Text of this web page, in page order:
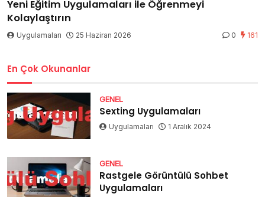
Yeni Eğitim Uygulamaları ile Öğrenmeyi
Kolaylaştırın
Uygulamaları 25 Haziran 2026 0 161
En Çok Okunanlar
GENEL
Sexting Uygulamaları
Uygulamaları 1 Aralık 2024
GENEL
Rastgele Görüntülü Sohbet
Uygulamaları